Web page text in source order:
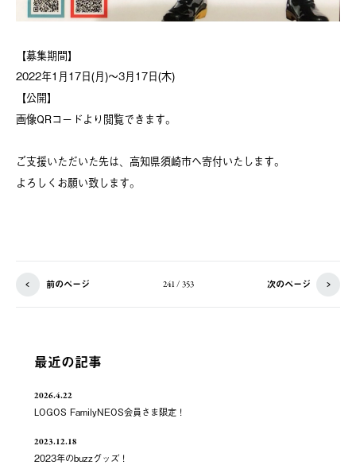
【募集期間】
2022年1月17日(月)〜3月17日(木)
【公開】
画像QRコードより閲覧できます。
ご支援いただいた先は、高知県須崎市へ寄付いたします。
よろしくお願い致します。
前のページ 241 / 353 次のページ
最近の記事
2026.4.22
LOGOS FamilyNEOS会員さま限定！
2023.12.18
2023年のbuzzグッズ！